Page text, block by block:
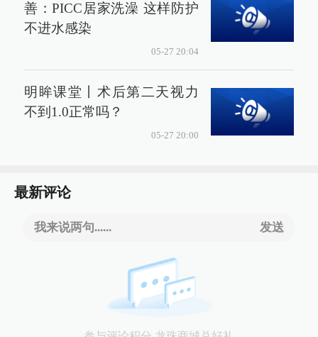
善：PICC居家洗澡 这样防护
不进水感染
05-27 20:04
明眸课堂丨术后第二天视力
不到1.0正常吗？
05-27 20:00
最新评论
我来说两句...... 发送